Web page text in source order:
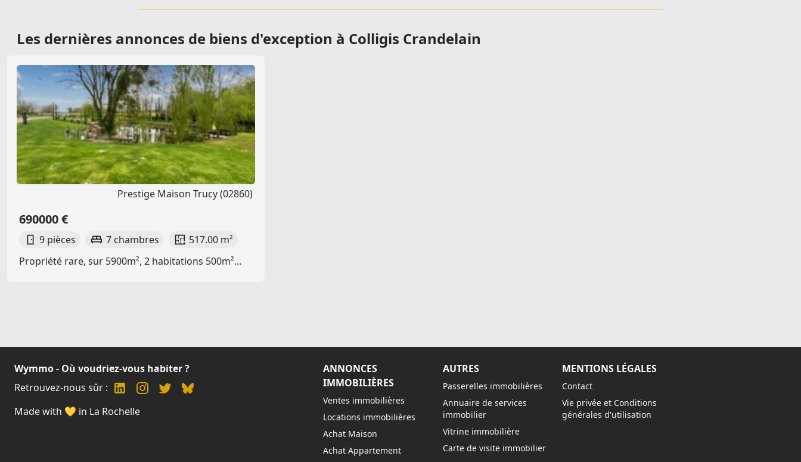
Les dernières annonces de biens d'exception à Colligis Crandelain
Prestige Maison Trucy (02860)
690000 €
9 pièces 7 chambres
517.00 m²
Propriété rare, sur 5900m², 2 habitations 500m²...
Wymmo - Où voudriez-vous habiter ?
Retrouvez-nous sûr :
Made with 💛 in La Rochelle
ANNONCES
IMMOBILIÈRES
Ventes immobilières
Locations immobilières
Achat Maison
Achat Appartement
AUTRES
Passerelles immobilières
Annuaire de services
immobilier
Vitrine immobilière
Carte de visite immobilier
MENTIONS LÉGALES
Contact
Vie privée et Conditions
générales d'utilisation